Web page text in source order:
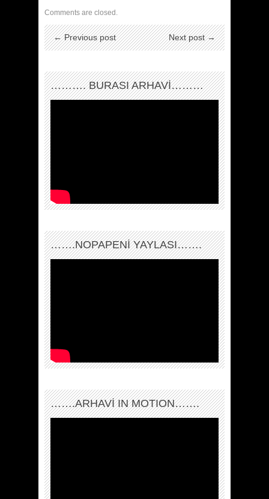
Comments are closed.
← Previous post Next post →
………. BURASI ARHAVİ………
…….NOPAPENİ YAYLASI…….
…….ARHAVI IN MOTION…….